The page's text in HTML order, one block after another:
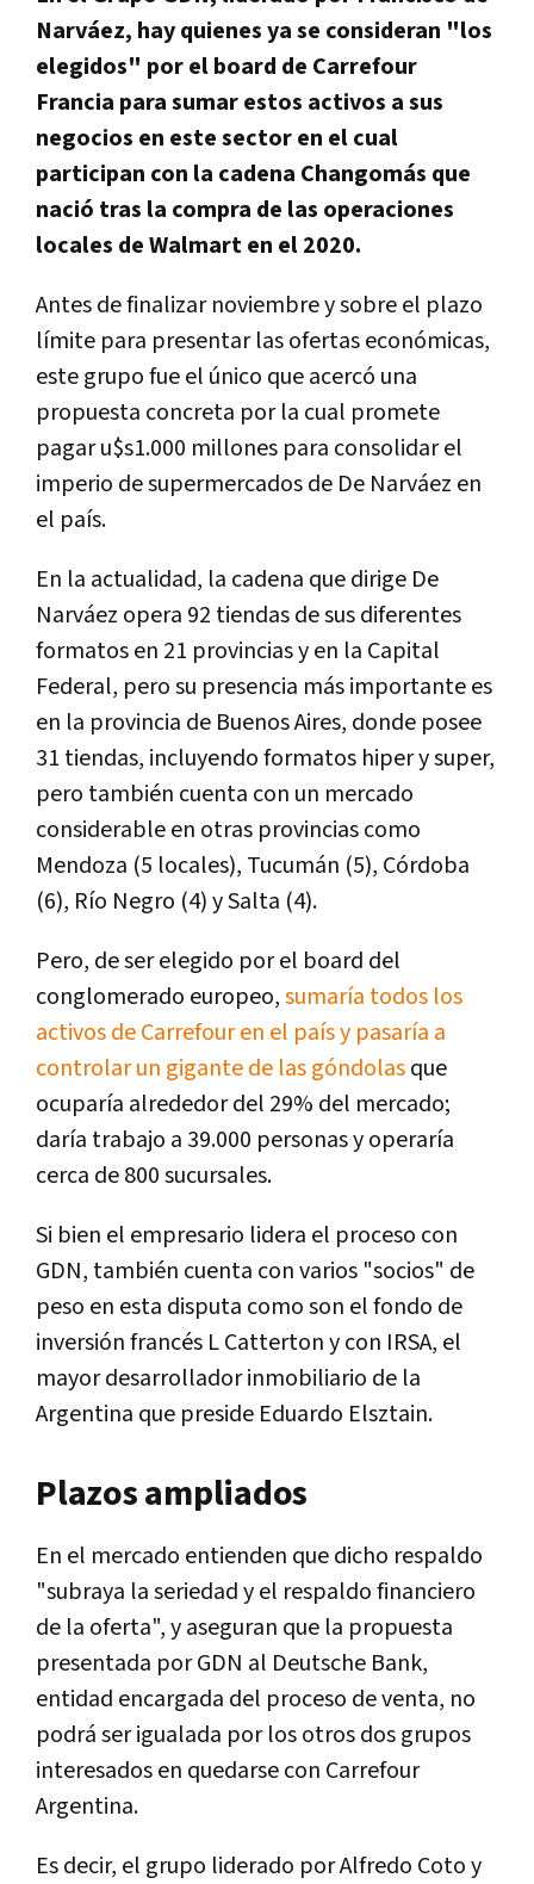
Narváez, hay quienes ya se consideran "los
elegidos" por el board de Carrefour
Francia para sumar estos activos a sus
negocios en este sector en el cual
participan con la cadena Changomás que
nació tras la compra de las operaciones
locales de Walmart en el 2020.
Antes de finalizar noviembre y sobre el plazo
límite para presentar las ofertas económicas,
este grupo fue el único que acercó una
propuesta concreta por la cual promete
pagar u$s1.000 millones para consolidar el
imperio de supermercados de De Narváez en
el país.
En la actualidad, la cadena que dirige De
Narváez opera 92 tiendas de sus diferentes
formatos en 21 provincias y en la Capital
Federal, pero su presencia más importante es
en la provincia de Buenos Aires, donde posee
31 tiendas, incluyendo formatos hiper y super,
pero también cuenta con un mercado
considerable en otras provincias como
Mendoza (5 locales), Tucumán (5), Córdoba
(6), Río Negro (4) y Salta (4).
Pero, de ser elegido por el board del
conglomerado europeo,sumaría todos los
activos de Carrefour en el país y pasaría a
controlar un gigante de las góndolasque
ocuparía alrededor del 29% del mercado;
daría trabajo a 39.000 personas y operaría
cerca de 800 sucursales.
Si bien el empresario lidera el proceso con
GDN, también cuenta con varios "socios" de
peso en esta disputa como son el fondo de
inversión francés L Catterton y con IRSA, el
mayor desarrollador inmobiliario de la
Argentina que preside Eduardo Elsztain.
Plazos ampliados
En el mercado entienden que dicho respaldo
"subraya la seriedad y el respaldo financiero
de la oferta", y aseguran que la propuesta
presentada por GDN al Deutsche Bank,
entidad encargada del proceso de venta, no
podrá ser igualada por los otros dos grupos
interesados en quedarse con Carrefour
Argentina.
Es decir, el grupo liderado por Alfredo Coto y